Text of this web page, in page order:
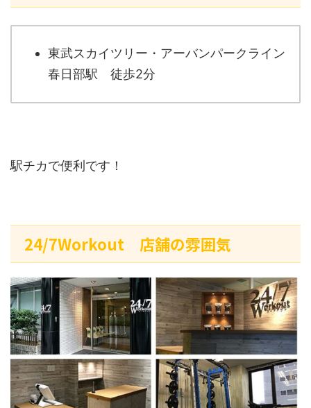
東武スカイツリー・アーバンパークライン
春日部駅 徒歩2分
駅チカで便利です！
24/7Workout 店舗の雰囲気